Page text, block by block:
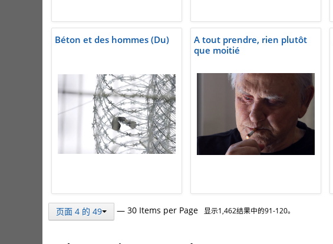
Béton et des hommes (Du)
A tout prendre, rien plutôt
que moitié
页面 4 的 49 — 30 Items per Page 显示1,462结果中的91-120。